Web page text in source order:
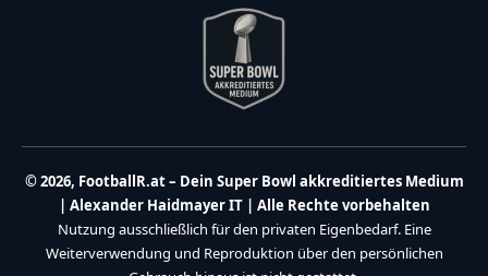
© 2026, FootballR.at – Dein Super Bowl akkreditiertes Medium
| Alexander Haidmayer IT | Alle Rechte vorbehalten
Nutzung ausschließlich für den privaten Eigenbedarf. Eine
Weiterverwendung und Reproduktion über den persönlichen